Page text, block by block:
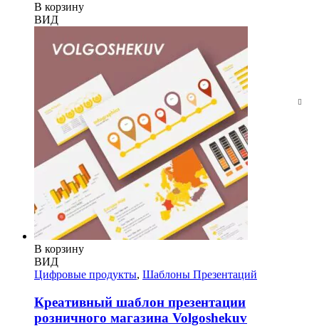
В корзину
ВИД
В корзину
ВИД
Цифровые продукты, Шаблоны Презентаций
Креативный шаблон презентации
розничного магазина Volgoshekuv